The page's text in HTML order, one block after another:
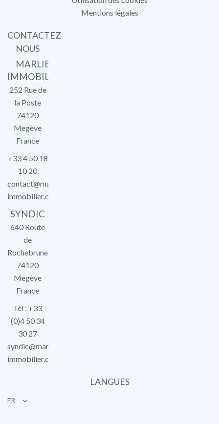
Mentions légales
CONTACTEZ-
NOUS
MARLIER
IMMOBILIER
252 Rue de
la Poste
74120
Megève
France
+33 4 50 18
10 20
contact@marlier-
immobilier.com
SYNDIC
640 Route
de
Rochebrune
74120
Megève
France
Tél : +33
(0)4 50 34
30 27
syndic@marlier-
immobilier.com
LANGUES
FR